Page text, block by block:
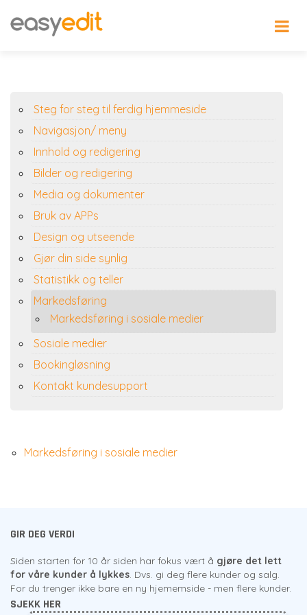
Steg for steg til ferdig hjemmeside
Navigasjon/ meny
Innhold og redigering
Bilder og redigering
Media og dokumenter
Bruk av APPs
Design og utseende
Gjør din side synlig
Statistikk og teller
Markedsføring
Markedsføring i sosiale medier
Sosiale medier
Bookingløsning
Kontakt kundesupport
Markedsføring i sosiale medier
GIR DEG VERDI
Siden starten for 10 år siden har fokus vært å gjøre det lett
for våre kunder å lykkes. Dvs. gi deg flere kunder og salg.
For du trenger ikke bare en ny hjememside - men flere kunder.
SJEKK HER